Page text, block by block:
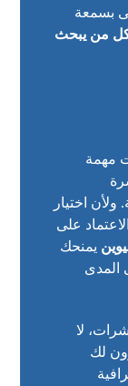
بسمعة
لكل من يبحث
مهمة
اختيار
على
يمنحك
المدى
لا
لك